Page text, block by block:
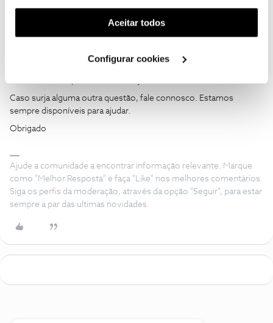
funcionalidade) e adaptar anúncios aos seus interesses
(cookies de publicidade personalizada). Pode gerir a
utilização dos cookies clicando em "Configurar
Aceitar todos
Configurar cookies
prestou uma boa ajuda.
Caso surja alguma outra questão, fale connosco. Estamos
sempre disponíveis para ajudar.
Obrigado
Ajude a comunidade a encontrar informação relevante. Marque
como "Melhor Resposta" e faça "Like" nos melhores comentários.
Siga os perfis da moderação, através da opção "Seguir", para estar
sempre a par das ultimas novidades.